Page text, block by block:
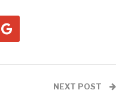
NEXT POST